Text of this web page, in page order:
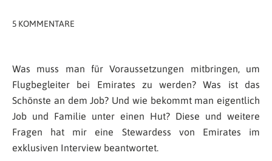
5 KOMMENTARE
Was muss man für Voraussetzungen mitbringen, um
Flugbegleiter bei Emirates zu werden? Was ist das
Schönste an dem Job? Und wie bekommt man eigentlich
Job und Familie unter einen Hut? Diese und weitere
Fragen hat mir eine Stewardess von Emirates im
exklusiven Interview beantwortet.